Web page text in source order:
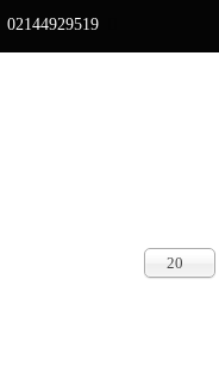
02144929519
20